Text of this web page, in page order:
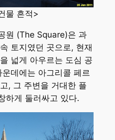
물 흔적>
원 (The Square)은 과
토지였던 곳으로, 현재
넓게 아우르는 도심 공
데에는 아그리콜 페르
, 그 주변을 거대한 플
하게 둘러싸고 있다.